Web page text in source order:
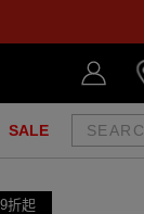
SALE
折起